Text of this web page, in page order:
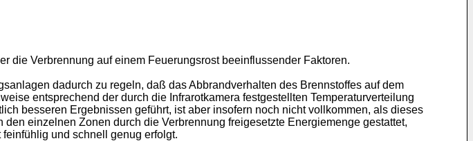
die Verbrennung auf einem Feuerungsrost beeinflussender Faktoren.
dadurch zu regeln, daß das Abbrandverhalten des Brennstoffes auf dem
entsprechend der durch die Infrarotkamera festgestellten Temperaturverteilung
besseren Ergebnissen geführt, ist aber insofern noch nicht vollkommen, als dieses
einzelnen Zonen durch die Verbrennung freigesetzte Energiemenge gestattet,
und schnell genug erfolgt.